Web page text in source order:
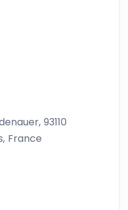
93110
France